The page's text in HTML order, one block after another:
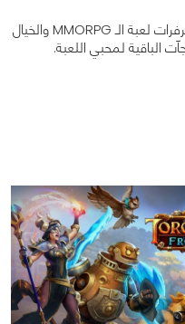
خلال شهرين من الآن تغلق NCSoft سيرفرات لعبة الـ MMORPG والخيال